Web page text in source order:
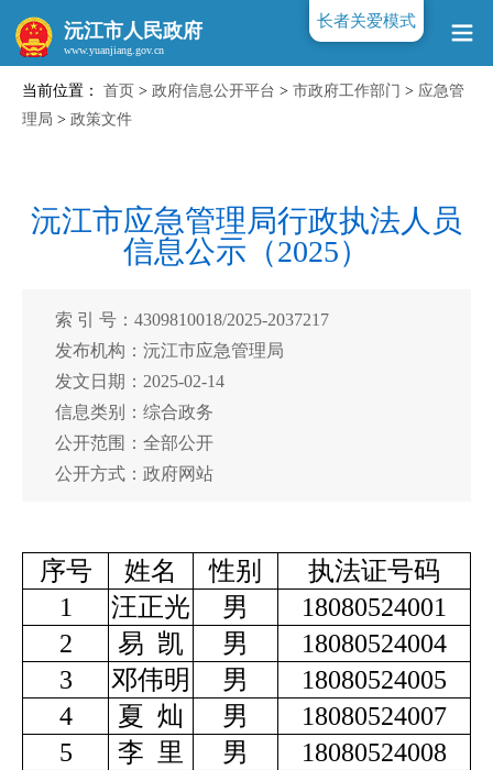
沅江市人民政府
当前位置： 首页 > 政府信息公开平台 > 市政府工作部门 > 应急管
理局 > 政策文件
沅江市应急管理局行政执法人员
信息公示（2025）
索 引 号：4309810018/2025-2037217
发布机构：沅江市应急管理局
发文日期：2025-02-14
信息类别：综合政务
公开范围：全部公开
公开方式：政府网站
序号 姓名 性别
执法证号码
1
汪正光 男
18080524001
2
易 凯 男
18080524004
3
邓伟明 男
18080524005
4
夏 灿 男
18080524007
5
李 里 男
18080524008
长者关爱模式